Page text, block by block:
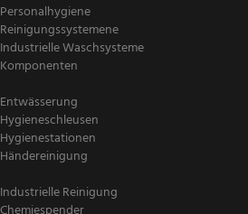
Personalhygiene
Reinigungssystemene
Industrielle Waschsysteme
Komponenten
Entwässerung
Hygieneschleusen
Hygienestationen
Händereinigung
Industrielle Reinigung